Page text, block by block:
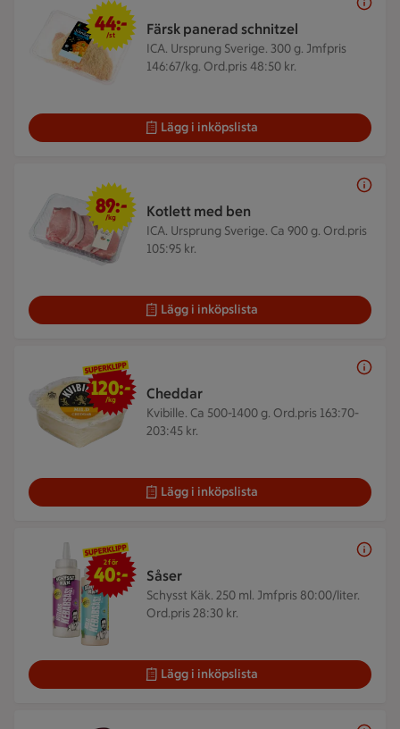
Färsk panerad schnitzel
ICA. Ursprung Sverige. 300 g. Jmfpris
146:67/kg. Ord.pris 48:50 kr.
44 kr/st
44:-
/st
Lägg i inköpslista
Kotlett med ben
ICA. Ursprung Sverige. Ca 900 g. Ord.pris
105:95 kr.
89 kr/kg
89:-
/kg
Lägg i inköpslista
Cheddar
Kvibille. Ca 500-1400 g. Ord.pris 163:70-
203:45 kr.
120 kr/kg
120:-
/kg
Lägg i inköpslista
Såser
Schysst Käk. 250 ml. Jmfpris 80:00/liter.
Ord.pris 28:30 kr.
2 för 40 kr
2 för
40:-
Lägg i inköpslista